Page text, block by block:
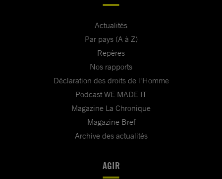
Actualités
Par pays (A à Z)
Repères
Nos rapports
Déclaration des droits de l'Homme
Podcast WE MADE IT
Magazine La Chronique
Magazine Bref
Archive des actualités
AGIR